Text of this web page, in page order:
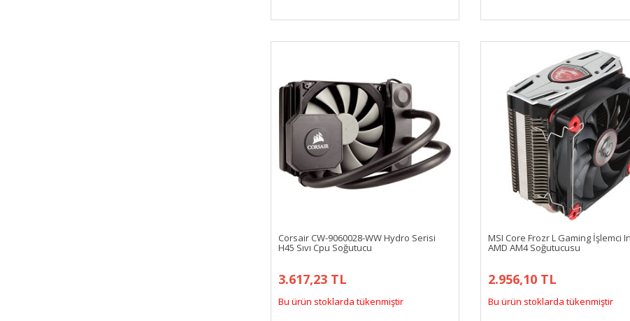
Corsair CW-9060028-WW Hydro Serisi
H45 Sıvı Cpu Soğutucu
3.617,23 TL
Bu ürün stoklarda tükenmiştir
MSI Core Frozr L Gaming İşlemci
AMD AM4 Soğutucusu
2.956,10 TL
Bu ürün stoklarda tükenmiştir